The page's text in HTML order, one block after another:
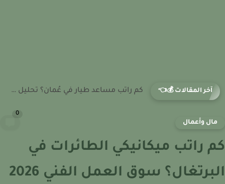
آخر المقالات 💰👈 كم راتب مساعد طيار في عُمان؟ تحليل سوق العمل الجوي...
وأعمال
راتب ميكانيكي الطائرات في
سوق العمل الفني 2026